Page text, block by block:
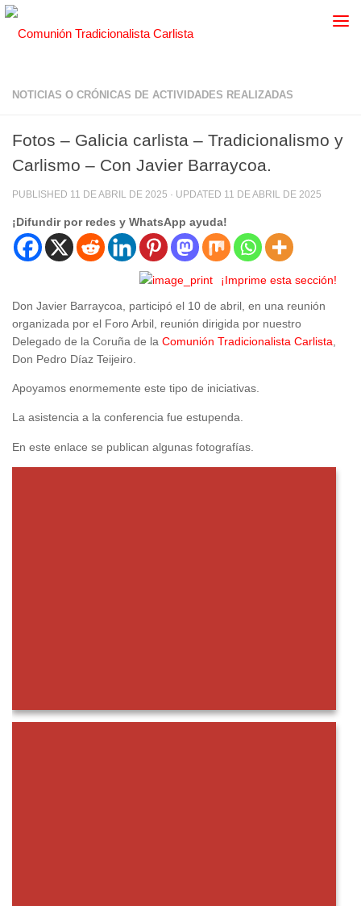
NOTICIAS O CRÓNICAS DE ACTIVIDADES REALIZADAS
Fotos – Galicia carlista – Tradicionalismo y
Carlismo – Con Javier Barraycoa.
PUBLISHED 11 DE ABRIL DE 2025 · UPDATED 11 DE ABRIL DE 2025
¡Difundir por redes y WhatsApp ayuda!
¡Imprime esta sección!
Don Javier Barraycoa, participó el 10 de abril, en una reunión
organizada por el Foro Arbil, reunión dirigida por nuestro
Delegado de la Coruña de la Comunión Tradicionalista Carlista,
Don Pedro Díaz Teijeiro.
Apoyamos enormemente este tipo de iniciativas.
La asistencia a la conferencia fue estupenda.
En este enlace se publican algunas fotografías.